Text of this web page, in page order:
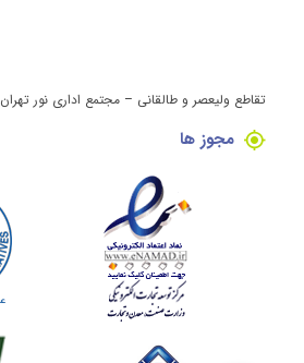
تقاطع ولیعصر و طالقانی – مجتمع اداری نور تهران
مجوز ها